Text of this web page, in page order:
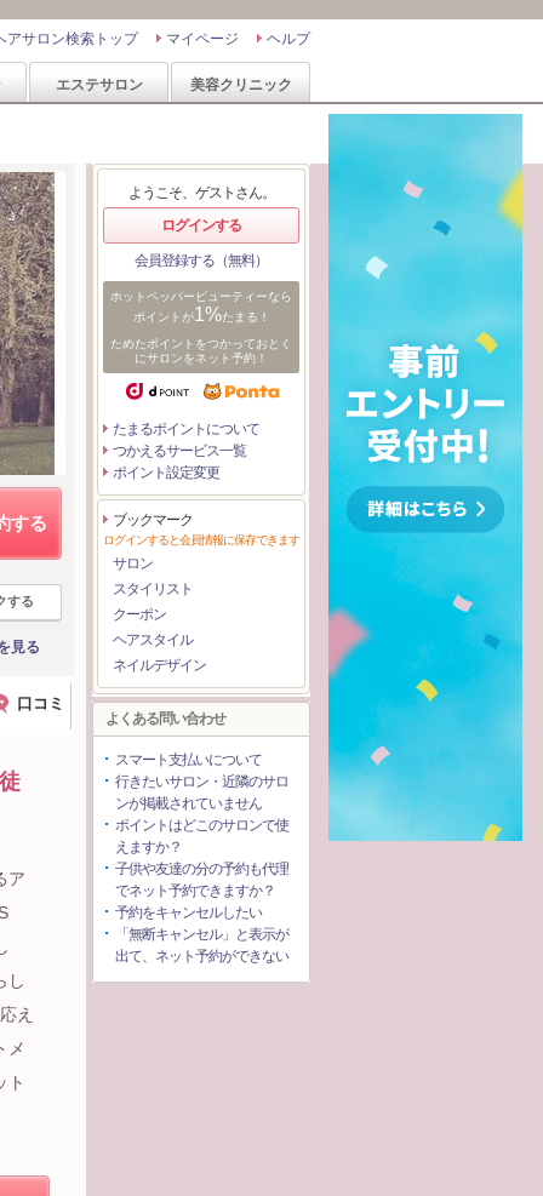
ヘルプ
マイページ
アサロン検索トップ
エステサロン 美容クリニック
する
する
見る
口コミ
ア
し
え
メ
ト
ようこそ、ゲストさん。
ログインする
会員登録する（無料）
ホットペッパービューティーなら
ポイントが1%たまる！
ためたポイントをつかっておとく
にサロンをネット予約！
たまるポイントについて
つかえるサービス一覧
ポイント設定変更
ブックマーク
ログインすると会員情報に保存できます
サロン
スタイリスト
クーポン
ヘアスタイル
ネイルデザイン
よくある問い合わせ
スマート支払いについて
行きたいサロン・近隣のサロ
ンが掲載されていません
ポイントはどこのサロンで使
えますか？
子供や友達の分の予約も代理
でネット予約できますか？
予約をキャンセルしたい
「無断キャンセル」と表示が
出て、ネット予約ができない